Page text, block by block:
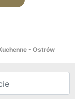
- Ostrów